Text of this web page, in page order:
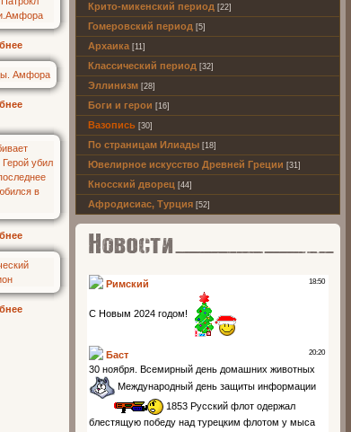
Опрос пользователей
Крито-микенский период [22]
Гомеровский период [5]
Архаика [11]
Классический период [32]
Эллинизм [28]
Боги и герои [16]
Вазопись [30]
По страницам Илиады [18]
Ювелирное искусство Древней Греции [31]
Кносский дворец [44]
Афродисиас, Турция [52]
Новости партнеров